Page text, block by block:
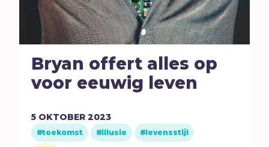
Bryan offert alles op
voor eeuwig leven
5 OKTOBER 2023
toekomst illusie levensstijl